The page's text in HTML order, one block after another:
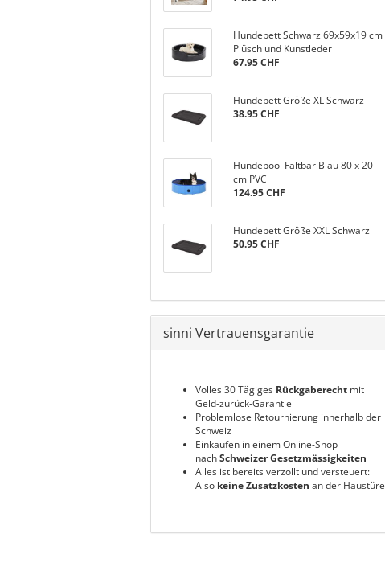
Hundebett Schwarz 69x59x19 cm
Plüsch und Kunstleder
67.95 CHF
Hundebett Größe XL Schwarz
38.95 CHF
Hundepool Faltbar Blau 80 x 20
cm PVC
124.95 CHF
Hundebett Größe XXL Schwarz
50.95 CHF
sinni Vertrauensgarantie
Volles 30 Tägiges Rückgaberecht mit
Geld-zurück-Garantie
Problemlose Retournierung innerhalb der
Schweiz
Einkaufen in einem Online-Shop
nachSchweizer Gesetzmässigkeiten
Alles ist bereits verzollt und versteuert:
Also keine Zusatzkosten an der Haustüre